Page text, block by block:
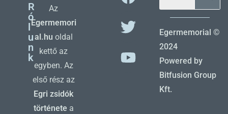
R
ó
l
u
n
k
Az
Egermemori
al.hu oldal
kettő az
egyben. Az
első rész az
Egri zsidók
története a
Egermemorial ©
2024
Powered by
Bitfusion Group
Kft.